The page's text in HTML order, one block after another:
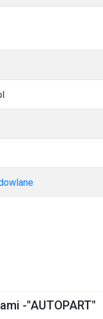
-"AUTOPART"